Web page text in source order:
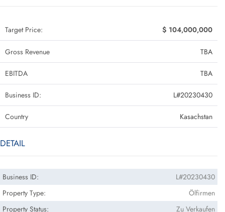
Target Price: $ 104,000,000
Gross Revenue TBA
EBITDA TBA
Business ID: L#20230430
Country Kasachstan
DETAIL
Business ID:
L#20230430
Property Type:
Ölfirmen
Property Status:
Zu Verkaufen